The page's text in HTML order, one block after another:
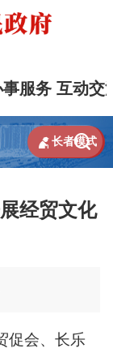
事服务 互动交

 长者模式
经贸文化
促会、长乐